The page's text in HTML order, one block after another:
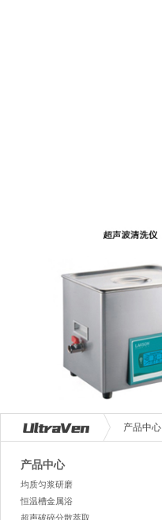
产品中心
产品中心
均质匀浆研磨
恒温槽金属浴
超声破碎分散萃取